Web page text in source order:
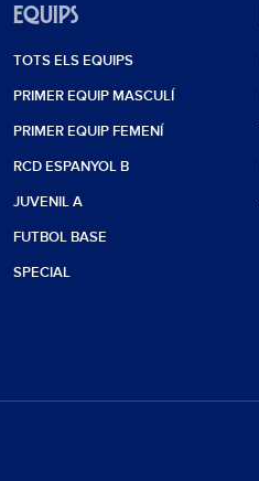
EQUIPS
TOTS ELS EQUIPS
PRIMER EQUIP MASCULÍ
PRIMER EQUIP FEMENÍ
RCD ESPANYOL B
JUVENIL A
FUTBOL BASE
SPECIAL